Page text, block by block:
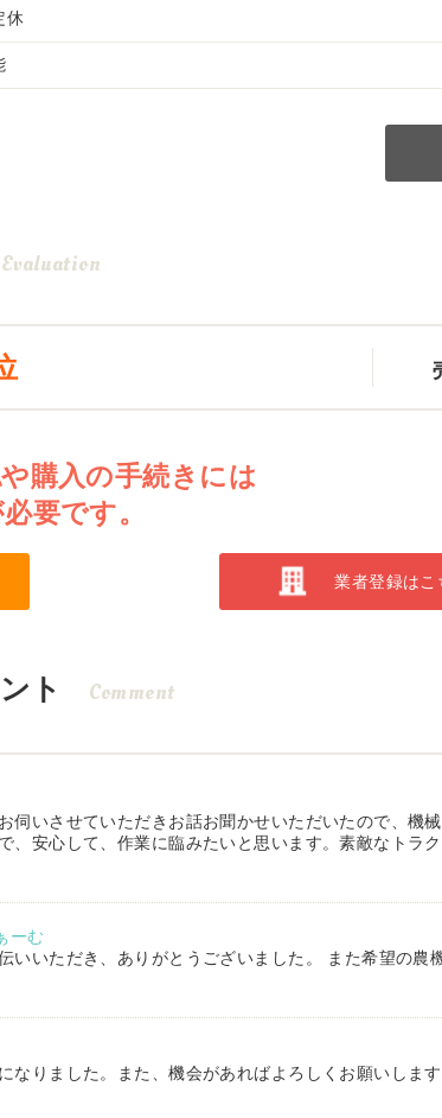
休
Evaluation
購入の手続きには
要です。
業者登録はこ
ト Comment
伺いさせていただきお話お聞かせいただいたので、機
、安心して、作業に臨みたいと思います。素敵なトラ
ーむ
いいただき、ありがとうございました。 また希望の農
なりました。また、機会があればよろしくお願いします